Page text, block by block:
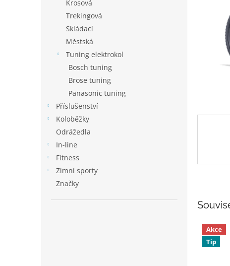
Krosová
Trekingová
Skládací
Městská
Tuning elektrokol
Bosch tuning
Brose tuning
Panasonic tuning
Příslušenství
Koloběžky
Odrážedla
In-line
Fitness
Zimní sporty
Značky
Akce
Tip